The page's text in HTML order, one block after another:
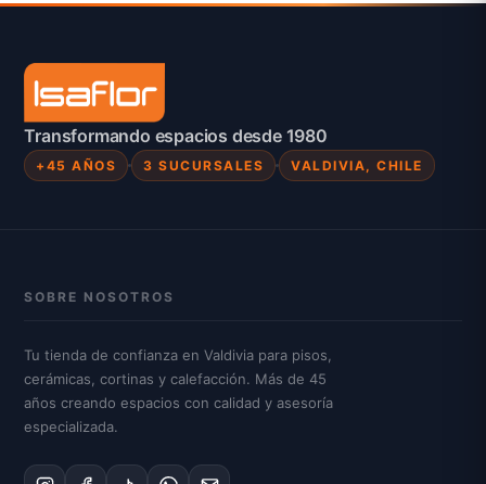
Transformando espacios desde 1980
+45 AÑOS 3 SUCURSALES VALDIVIA, CHILE
SOBRE NOSOTROS
Tu tienda de confianza en Valdivia para pisos,
cerámicas, cortinas y calefacción. Más de 45
años creando espacios con calidad y asesoría
especializada.